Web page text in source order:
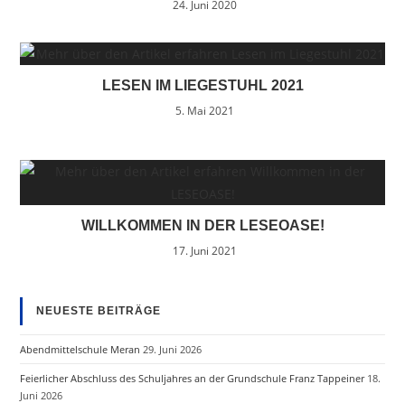
24. Juni 2020
LESEN IM LIEGESTUHL 2021
5. Mai 2021
WILLKOMMEN IN DER LESEOASE!
17. Juni 2021
NEUESTE BEITRÄGE
Abendmittelschule Meran 29. Juni 2026
Feierlicher Abschluss des Schuljahres an der Grundschule Franz Tappeiner 18.
Juni 2026